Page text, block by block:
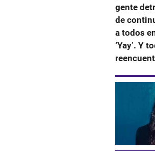
gente
de
a todos
‘Yay’. Y